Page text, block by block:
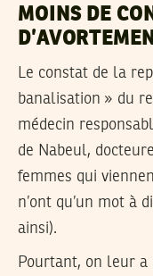
MOINS DE
Le constat de la
banalisation » du
médecin
de Nabeul,
femmes qui
n’ont qu’un mot à
ainsi).
Pourtant, on leur a